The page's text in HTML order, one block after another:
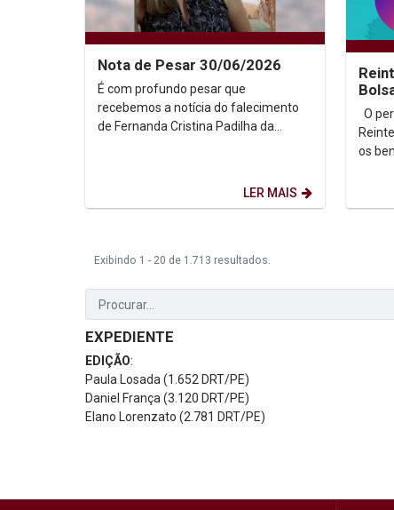
Nota de Pesar 30/06/2026
É com profundo pesar que
recebemos a notícia do falecimento
de Fernanda Cristina Padilha da
LER MAIS
O período para solicitação de
os
Exibindo 1 - 20 de 1.713 resultados.
EXPEDIENTE
EDIÇÃO:
Paula Losada (1.652 DRT/PE)
Daniel França (3.120 DRT/PE)
Elano Lorenzato (2.781 DRT/PE)